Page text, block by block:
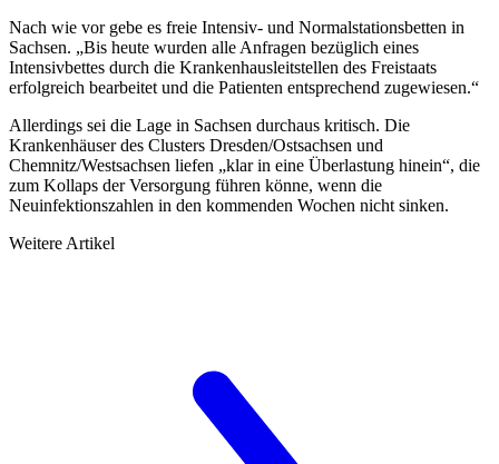
Nach wie vor gebe es freie Intensiv- und Normalstationsbetten in
Sachsen. „Bis heute wurden alle An­fragen bezüglich eines
Intensivbettes durch die Krankenhausleitstellen des Freistaats
erfolgreich bear­beitet und die Patienten entsprechend zugewiesen.“
Allerdings sei die Lage in Sachsen durchaus kritisch. Die
Krankenhäuser des Clusters Dresden/Ostsach­sen und
Chemnitz/Westsachsen liefen „klar in eine Überlastung hinein“, die
zum Kollaps der Versorgung führen könne, wenn die
Neuinfektionszahlen in den kommenden Wochen nicht sinken.
Weitere Artikel